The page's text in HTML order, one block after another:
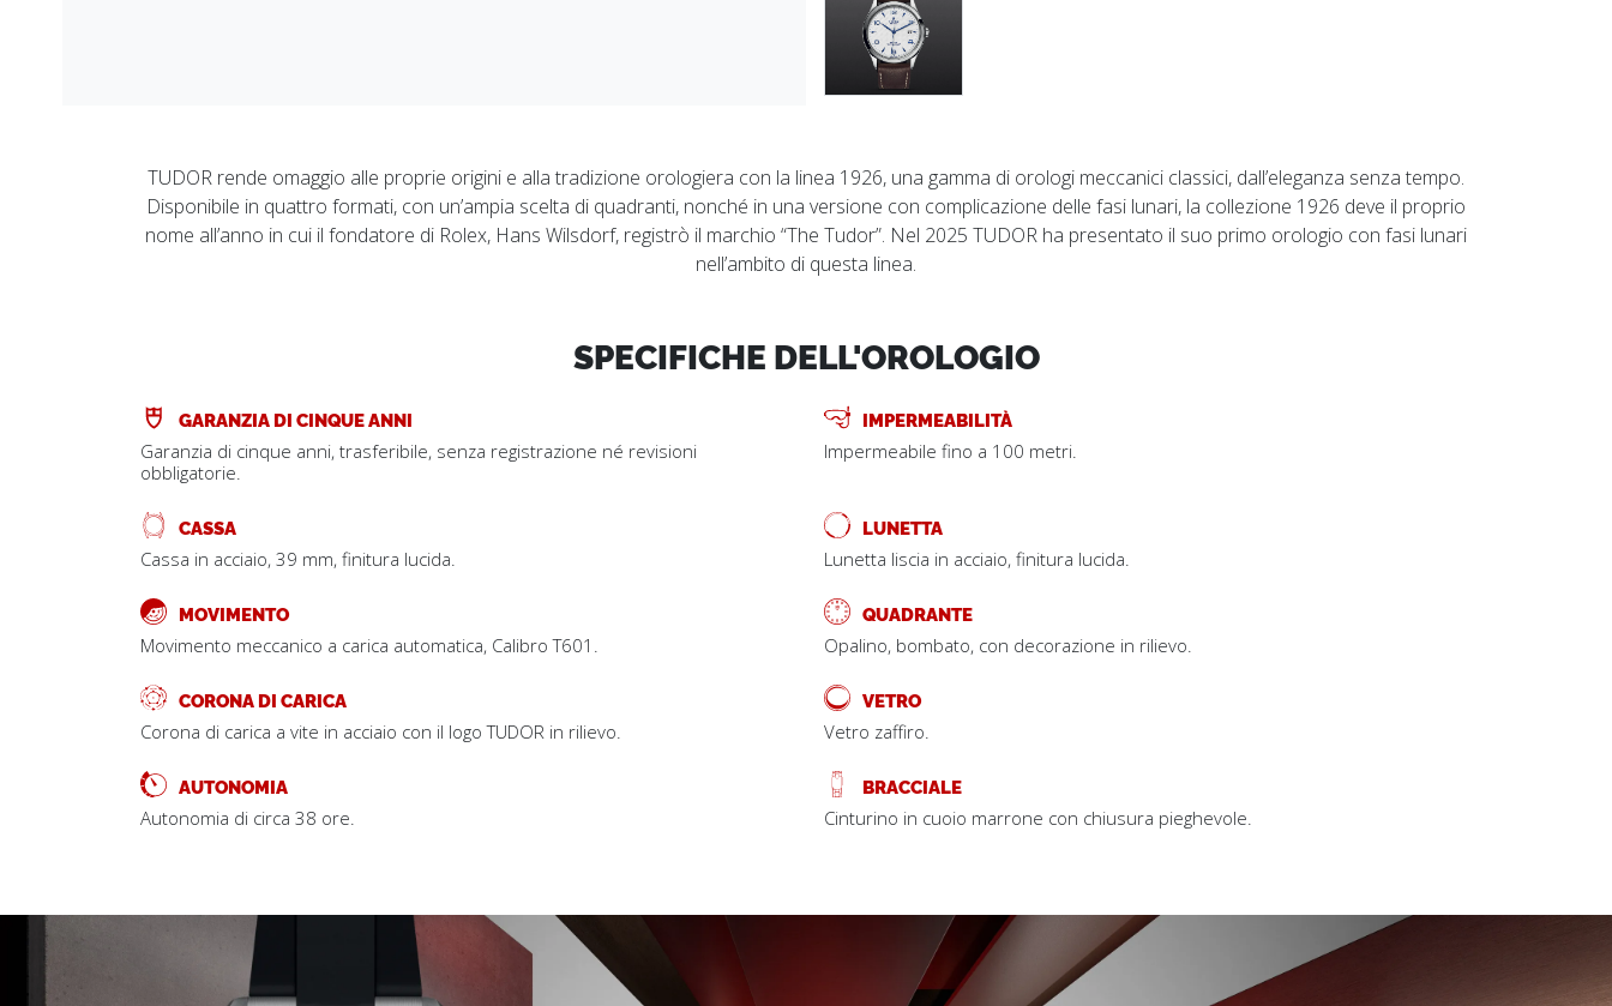
TUDOR rende omaggio alle proprie origini e alla tradizione orologiera con la linea 1926, una gamma di orologi meccanici classici, dall’eleganza senza tempo.
Disponibile in quattro formati, con un’ampia scelta di quadranti, nonché in una versione con complicazione delle fasi lunari, la collezione 1926 deve il proprio
nome all’anno in cui il fondatore di Rolex, Hans Wilsdorf, registrò il marchio “The Tudor”. Nel 2025 TUDOR ha presentato il suo primo orologio con fasi lunari
nell’ambito di questa linea.
SPECIFICHE DELL'OROLOGIO
GARANZIA DI CINQUE ANNI
Garanzia di cinque anni, trasferibile, senza registrazione né revisioni
obbligatorie.
IMPERMEABILITÀ
Impermeabile fino a 100 metri.
CASSA
Cassa in acciaio, 39 mm, finitura lucida.
LUNETTA
Lunetta liscia in acciaio, finitura lucida.
MOVIMENTO
Movimento meccanico a carica automatica, Calibro T601.
QUADRANTE
Opalino, bombato, con decorazione in rilievo.
CORONA DI CARICA
Corona di carica a vite in acciaio con il logo TUDOR in rilievo.
VETRO
Vetro zaffiro.
AUTONOMIA
Autonomia di circa 38 ore.
BRACCIALE
Cinturino in cuoio marrone con chiusura pieghevole.